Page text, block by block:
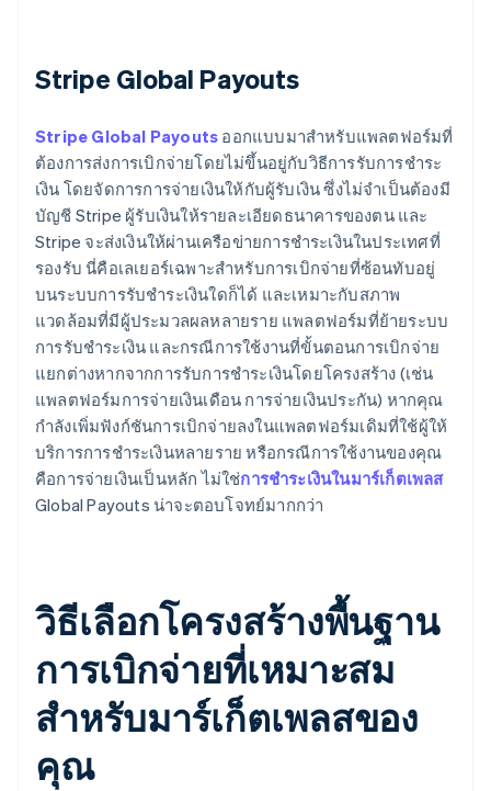
Stripe Global Payouts
Stripe Global Payouts ออกแบบมาสำหรับแพลตฟอร์มที่
ต้องการส่งการเบิกจ่ายโดยไม่ขึ้นอยู่กับวิธีการรับการชำระ
เงิน โดยจัดการการจ่ายเงินให้กับผู้รับเงิน ซึ่งไม่จำเป็นต้องมี
บัญชี Stripe ผู้รับเงินให้รายละเอียดธนาคารของตน และ
Stripe จะส่งเงินให้ผ่านเครือข่ายการชำระเงินในประเทศที่
รองรับ นี่คือเลเยอร์เฉพาะสำหรับการเบิกจ่ายที่ซ้อนทับอยู่
บนระบบการรับชำระเงินใดก็ได้ และเหมาะกับสภาพ
แวดล้อมที่มีผู้ประมวลผลหลายราย แพลตฟอร์มที่ย้ายระบบ
การรับชำระเงิน และกรณีการใช้งานที่ขั้นตอนการเบิกจ่าย
แยกต่างหากจากการรับการชำระเงินโดยโครงสร้าง (เช่น
แพลตฟอร์มการจ่ายเงินเดือน การจ่ายเงินประกัน) หากคุณ
กำลังเพิ่มฟังก์ชันการเบิกจ่ายลงในแพลตฟอร์มเดิมที่ใช้ผู้ให้
บริการการชำระเงินหลายราย หรือกรณีการใช้งานของคุณ
คือการจ่ายเงินเป็นหลัก ไม่ใช่การชำระเงินในมาร์เก็ตเพลส
Global Payouts น่าจะตอบโจทย์มากกว่า
วิธีเลือกโครงสร้างพื้นฐาน
การเบิกจ่ายที่เหมาะสม
สำหรับมาร์เก็ตเพลสของ
คุณ